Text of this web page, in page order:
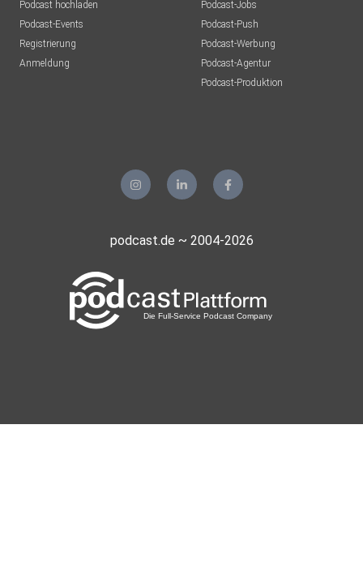
Podcast hochladen
Podcast-Events
Registrierung
Anmeldung
Podcast-Jobs
Podcast-Push
Podcast-Werbung
Podcast-Agentur
Podcast-Produktion
podcast.de ~ 2004-2026